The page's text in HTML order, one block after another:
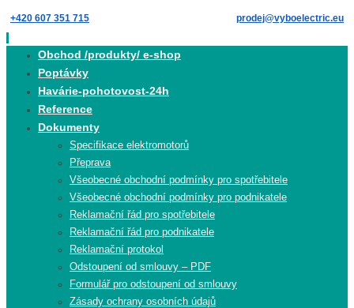
Skip
to
content
+420 607 351 715 prodej@vyboelectric.eu
Obchod /produkty/ e-shop
Poptávky
Havárie-pohotovost-24h
Reference
Dokumenty
Specifikace elektromotorů
Přeprava
Všeobecné obchodní podmínky pro spotřebitele
Všeobecné obchodní podmínky pro podnikatele
Reklamační řád pro spotřebitele
Reklamační řád pro podnikatele
Reklamační protokol
Odstoupení od smlouvy – PDF
Formulář pro odstoupení od smlouvy
Zásady ochrany osobních údajů